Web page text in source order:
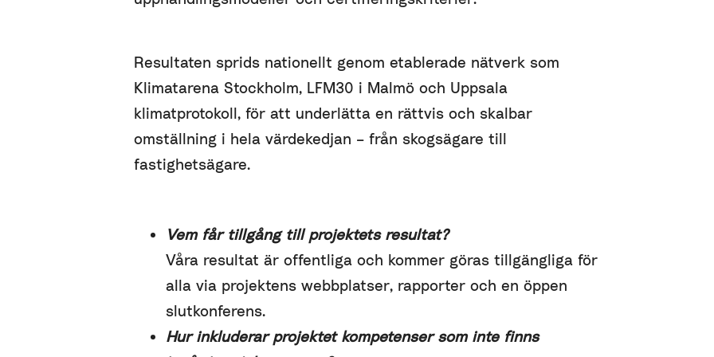
Resultaten sprids nationellt genom etablerade nätverk som
Klimatarena Stockholm, LFM30 i Malmö och Uppsala
klimatprotokoll, för att underlätta en rättvis och skalbar
omställning i hela värdekedjan – från skogsägare till
fastighetsägare.
Vem får tillgång till projektets resultat?
Våra resultat är offentliga och kommer göras tillgängliga för
alla via projektens webbplatser, rapporter och en öppen
slutkonferens.
Hur inkluderar projektet kompetenser som inte finns